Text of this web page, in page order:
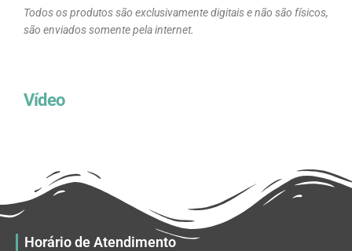
Todos os produtos são exclusivamente digitais e não são físicos,
são enviados somente pela internet.
Vídeo
Horário de Atendimento